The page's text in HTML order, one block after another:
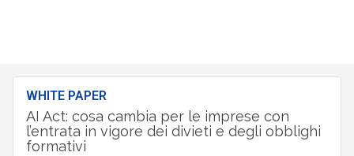
WHITE PAPER
AI Act: cosa cambia per le imprese con
l’entrata in vigore dei divieti e degli obblighi
formativi